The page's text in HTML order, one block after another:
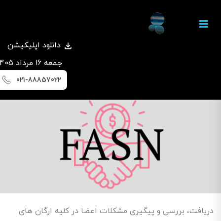
دانلود اپلیکیشن
جمعه 16 مرداد 1405
021-88857022
دریافت، بررسی و پیگیری مشکلات اعضا در کلیه ارگان های